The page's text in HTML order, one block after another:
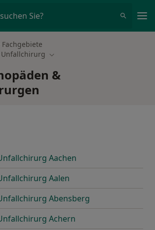
Sie?
Fachgebiete
Stadt ändern
&
Aachen
Aalen
Abensberg
Achern